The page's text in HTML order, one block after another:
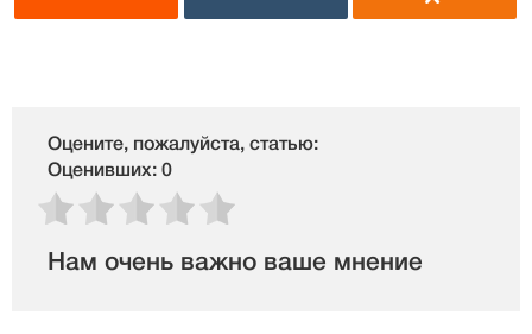
Оцените, пожалуйста, статью:
Оценивших: 0
Нам очень важно ваше мнение